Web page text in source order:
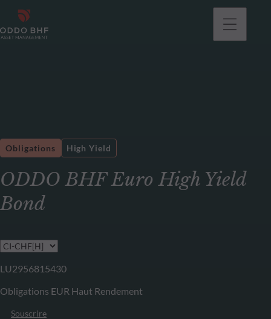
ODDO BHF Euro High Yield
Bond
Obligations High Yield
LU2956815430
Obligations EUR Haut Rendement
Souscrire